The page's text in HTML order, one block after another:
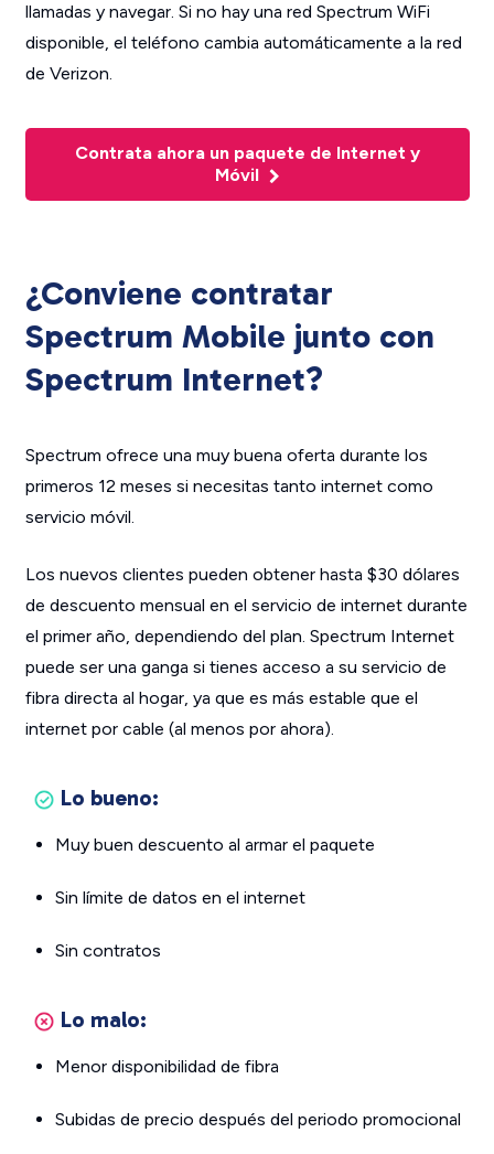
llamadas y navegar. Si no hay una red Spectrum WiFi
disponible, el teléfono cambia automáticamente a la red
de Verizon.
Contrata ahora un paquete de Internet y
Móvil
¿Conviene contratar
Spectrum Mobile junto con
Spectrum Internet?
Spectrum ofrece una muy buena oferta durante los
primeros 12 meses si necesitas tanto internet como
servicio móvil.
Los nuevos clientes pueden obtener hasta $30 dólares
de descuento mensual en el servicio de internet durante
el primer año, dependiendo del plan. Spectrum Internet
puede ser una ganga si tienes acceso a su servicio de
fibra directa al hogar, ya que es más estable que el
internet por cable (al menos por ahora).
Lo bueno:
Muy buen descuento al armar el paquete
Sin límite de datos en el internet
Sin contratos
Lo malo:
Menor disponibilidad de fibra
Subidas de precio después del periodo promocional